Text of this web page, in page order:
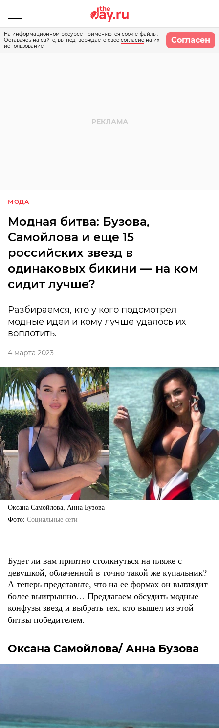
На информационном ресурсе применяются cookie-файлы.
Оставаясь на сайте, вы подтверждаете свое согласие на их
использование.
Согласен
МОДА
Модная битва: Бузова,
Самойлова и еще 15
российских звезд в
одинаковых бикини — на ком
сидит лучше?
Разбираемся, кто у кого подсмотрел
модные идеи и кому лучше удалось их
воплотить.
4 марта 2023
Оксана Самойлова, Анна Бузова
Фото Социальные сети
Будет ли вам приятно столкнуться на пляже с
девушкой, облаченной в точно такой же купальник?
А теперь представьте, что на ее формах он выглядит
более выигрышно… Предлагаем обсудить модные
конфузы звезд и выбрать тех, кто вышел из этой
битвы победителем.
Оксана Самойлова/ Анна Бузова